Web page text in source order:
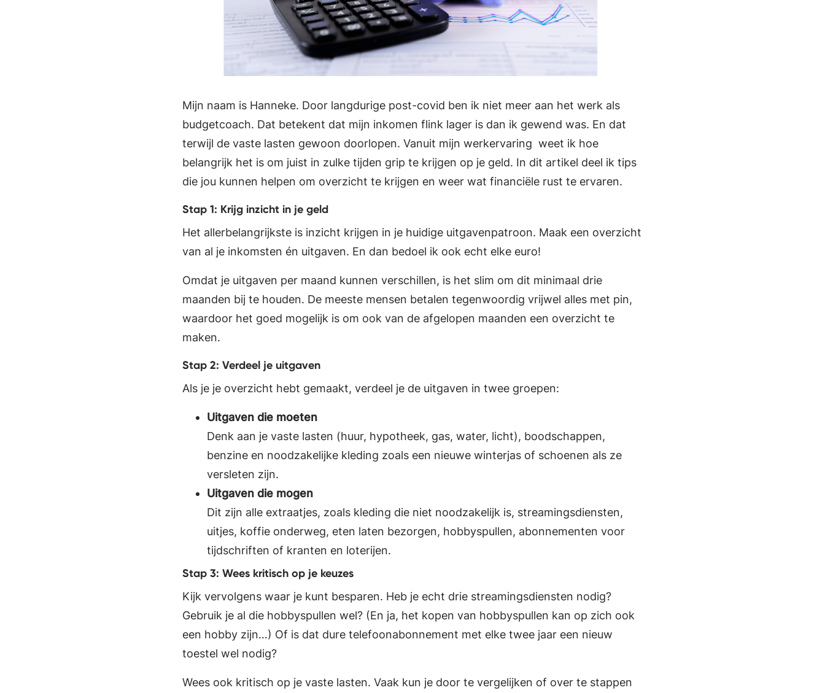
Mijn naam is Hanneke. Door langdurige post-covid ben ik niet meer aan het werk als
budgetcoach. Dat betekent dat mijn inkomen flink lager is dan ik gewend was. En dat
terwijl de vaste lasten gewoon doorlopen. Vanuit mijn werkervaring weet ik hoe
belangrijk het is om juist in zulke tijden grip te krijgen op je geld. In dit artikel deel ik tips
die jou kunnen helpen om overzicht te krijgen en weer wat financiële rust te ervaren.
Stap 1: Krijg inzicht in je geld
Het allerbelangrijkste is inzicht krijgen in je huidige uitgavenpatroon. Maak een overzicht
van al je inkomsten én uitgaven. En dan bedoel ik ook echt elke euro!
Omdat je uitgaven per maand kunnen verschillen, is het slim om dit minimaal drie
maanden bij te houden. De meeste mensen betalen tegenwoordig vrijwel alles met pin,
waardoor het goed mogelijk is om ook van de afgelopen maanden een overzicht te
maken.
Stap 2: Verdeel je uitgaven
Als je je overzicht hebt gemaakt, verdeel je de uitgaven in twee groepen:
Uitgaven die moeten
Denk aan je vaste lasten (huur, hypotheek, gas, water, licht), boodschappen,
benzine en noodzakelijke kleding zoals een nieuwe winterjas of schoenen als ze
versleten zijn.
Uitgaven die mogen
Dit zijn alle extraatjes, zoals kleding die niet noodzakelijk is, streamingsdiensten,
uitjes, koffie onderweg, eten laten bezorgen, hobbyspullen, abonnementen voor
tijdschriften of kranten en loterijen.
Stap 3: Wees kritisch op je keuzes
Kijk vervolgens waar je kunt besparen. Heb je echt drie streamingsdiensten nodig?
Gebruik je al die hobbyspullen wel? (En ja, het kopen van hobbyspullen kan op zich ook
een hobby zijn…) Of is dat dure telefoonabonnement met elke twee jaar een nieuw
toestel wel nodig?
Wees ook kritisch op je vaste lasten. Vaak kun je door te vergelijken of over te stappen